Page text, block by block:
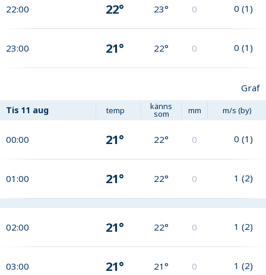
22:00 22° 23° 0 0 (1)
23:00 21° 22° 0 0 (1)
Graf
Tis 11 aug temp känns
som mm m/s (by)
00:00 21° 22° 0 0 (1)
01:00 21° 22° 0 1 (2)
02:00 21° 22° 0 1 (2)
03:00 21° 21° 0 1 (2)